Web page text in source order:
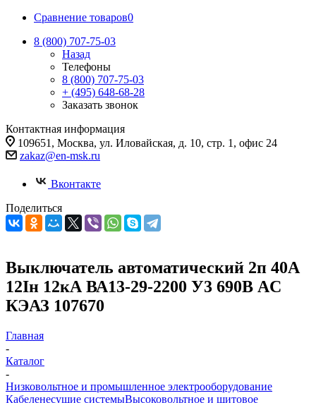
Сравнение товаров0
8 (800) 707-75-03
Назад
Телефоны
8 (800) 707-75-03
+ (495) 648-68-28
Заказать звонок
Контактная информация
109651, Москва, ул. Иловайская, д. 10, стр. 1, офис 24
zakaz@en-msk.ru
Вконтакте
Поделиться
Выключатель автоматический 2п 40А
12Iн 12кА ВА13-29-2200 У3 690В AC
КЭАЗ 107670
Главная
-
Каталог
-
Низковольтное и промышленное электрооборудование
Кабеленесущие системыВысоковольтное и щитовое